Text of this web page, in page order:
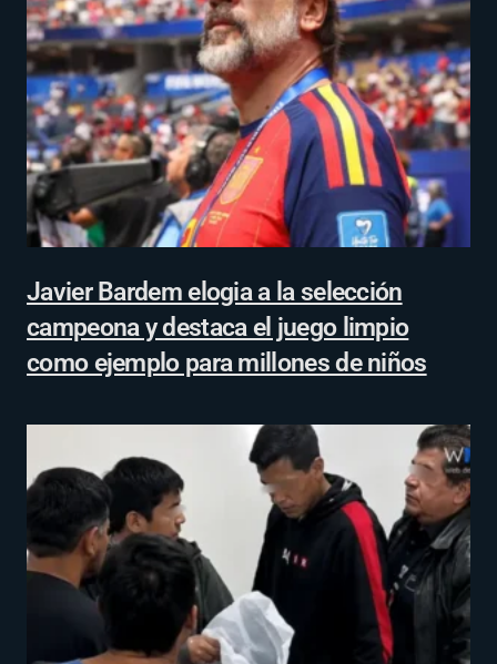
Javier Bardem elogia a la selección
campeona y destaca el juego limpio
como ejemplo para millones de niños